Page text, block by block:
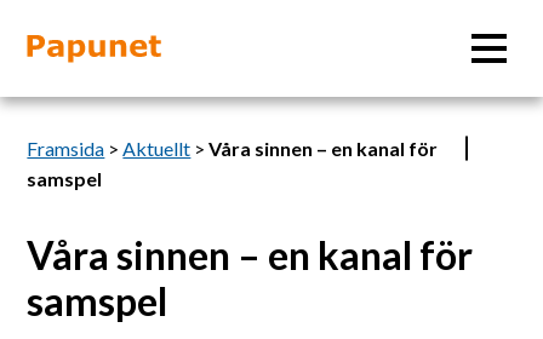
Information
Material
Framsida >Aktuellt >Våra sinnen – en kanal för
samspel
Våra sinnen – en kanal för
samspel